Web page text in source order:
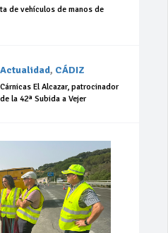
de vehículos de manos de
Actualidad, CÁDIZ
Cárnicas El Alcazar, patrocinador
de la 42ª Subida a Vejer